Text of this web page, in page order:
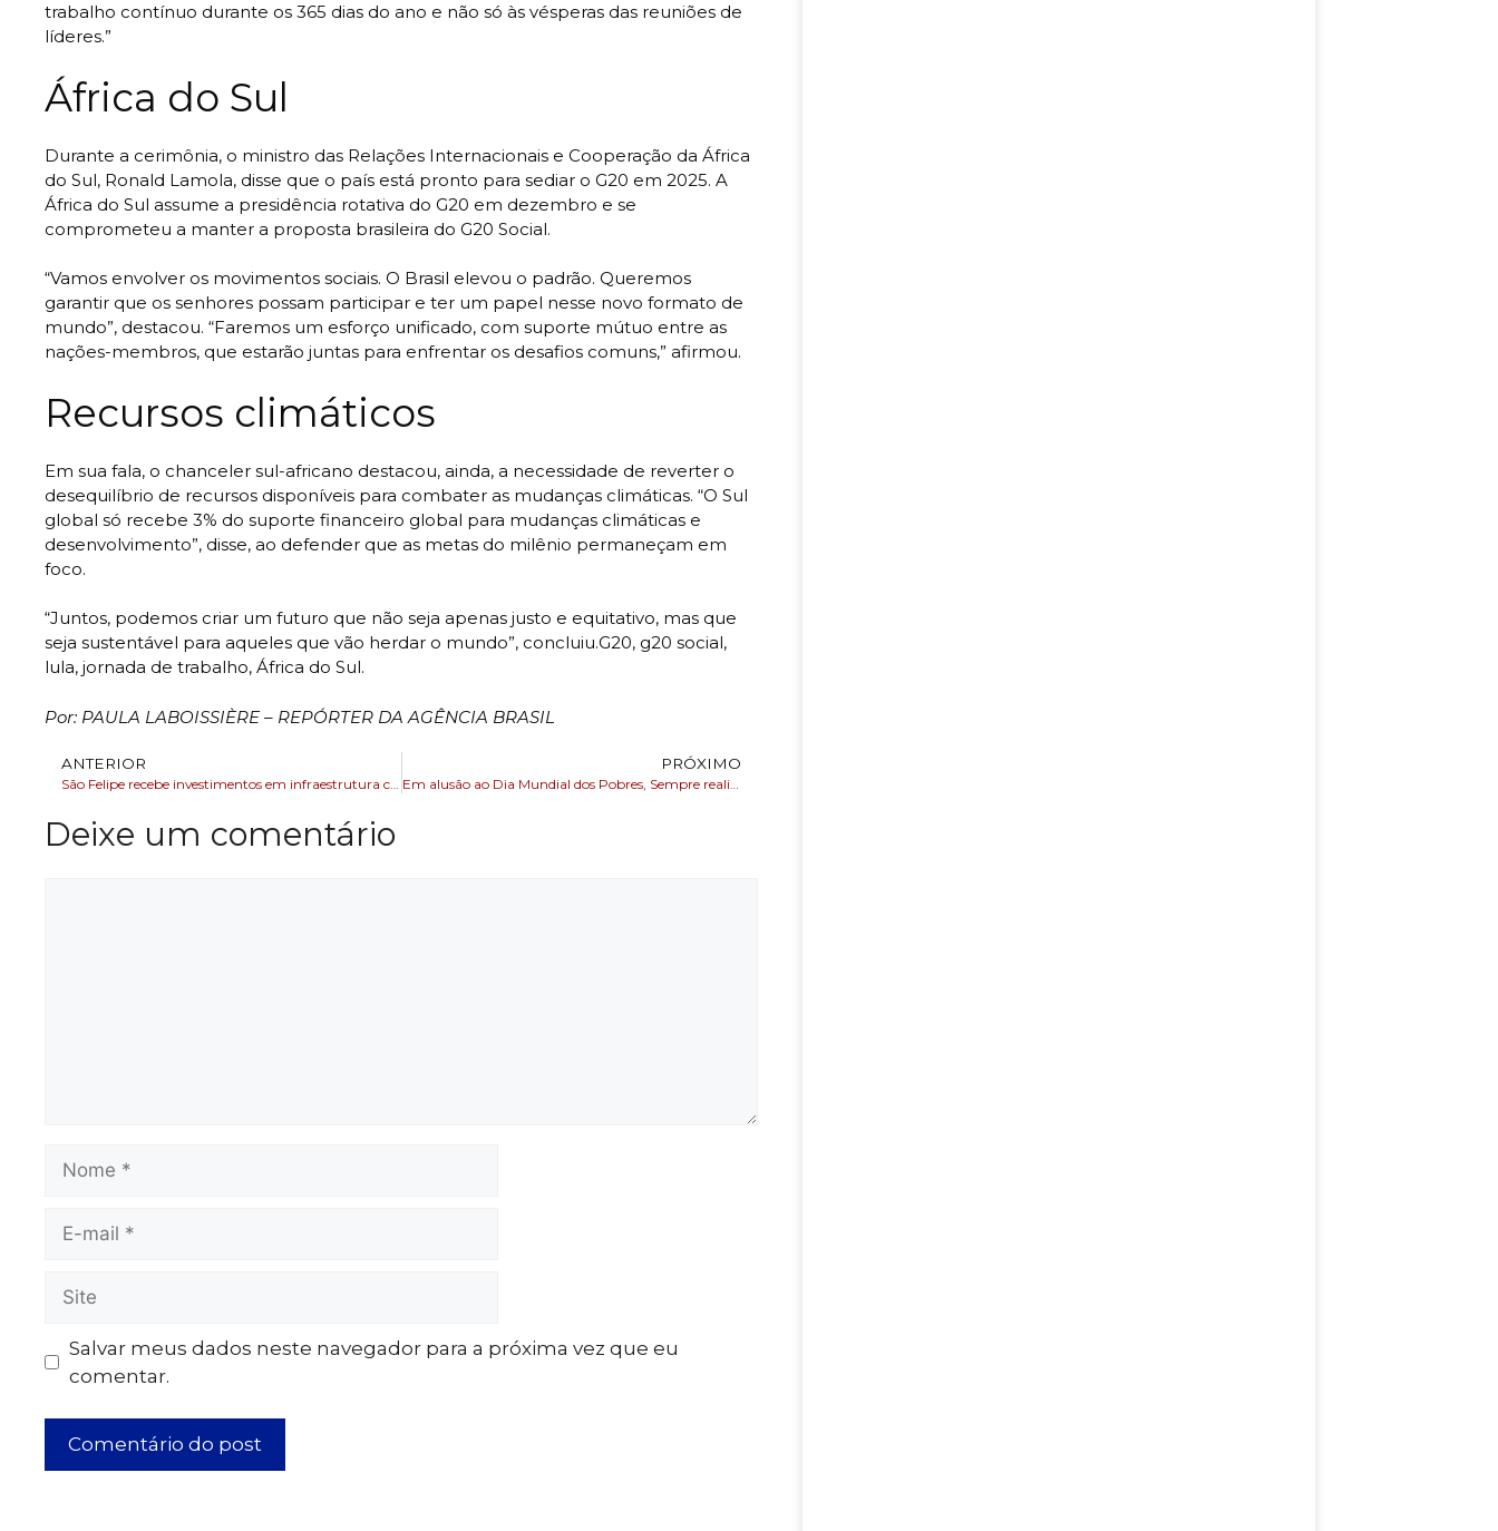
trabalho contínuo durante os 365 dias do ano e não só às vésperas das reuniões de
líderes.”
África do Sul
Durante a cerimônia, o ministro das Relações Internacionais e Cooperação da África
do Sul, Ronald Lamola, disse que o país está pronto para sediar o G20 em 2025. A
África do Sul assume a presidência rotativa do G20 em dezembro e se
comprometeu a manter a proposta brasileira do G20 Social.
“Vamos envolver os movimentos sociais. O Brasil elevou o padrão. Queremos
garantir que os senhores possam participar e ter um papel nesse novo formato de
mundo”, destacou. “Faremos um esforço unificado, com suporte mútuo entre as
nações-membros, que estarão juntas para enfrentar os desafios comuns,” afirmou.
Recursos climáticos
Em sua fala, o chanceler sul-africano destacou, ainda, a necessidade de reverter o
desequilíbrio de recursos disponíveis para combater as mudanças climáticas. “O Sul
global só recebe 3% do suporte financeiro global para mudanças climáticas e
desenvolvimento”, disse, ao defender que as metas do milênio permaneçam em
foco.
“Juntos, podemos criar um futuro que não seja apenas justo e equitativo, mas que
seja sustentável para aqueles que vão herdar o mundo”, concluiu.G20, g20 social,
lula, jornada de trabalho, África do Sul.
Por: PAULA LABOISSIÈRE – REPÓRTER DA AGÊNCIA BRASIL
ANTERIOR PRÓXIMO
Deixe um comentário
Salvar meus dados neste navegador para a próxima vez que eu
comentar.